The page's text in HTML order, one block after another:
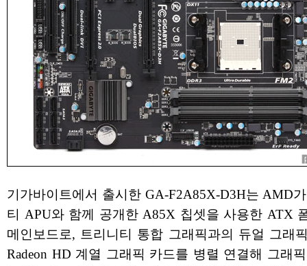
기가바이트에서 출시한 GA-F2A85X-D3H는 AMD
티 APU와 함께 공개한 A85X 칩셋을 사용한 ATX
메인보드로, 트리니티 통합 그래픽과의 듀얼 그래
Radeon HD 계열 그래픽 카드를 병렬 연결해 그래